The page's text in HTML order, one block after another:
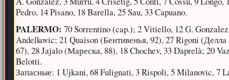
Pedro, 14 Pisano, 18 Barella, 25 Sau, 33 Capuano.
PALERMO: 70 Sorrentino (cap.); 2 Vitiello, 12 G.
Andelkovic; 21 Quaison (Бентивенья, 92), 27 Rigoni (Делла
67), 28 Jajalo (Мареска, 88), 18 Chochev, 33 Daprelà; 20
Belotti.
Запасные: 1 Ujkani, 68 Fulignati, 3 Rispoli, 5 Milanovic, 7